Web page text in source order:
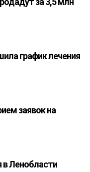
график лечения
заявок на
Ленобласти